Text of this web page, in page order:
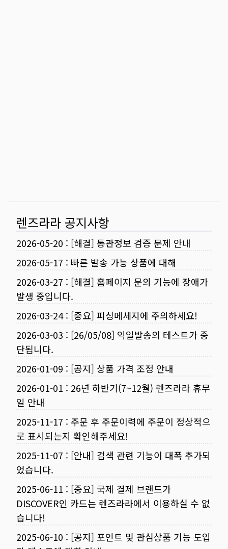
렌즈라라 공지사항
2026-05-20 : [해결] 통관정보 검증 문제 안내
2026-05-17 : 빠른 발송 가능 상품에 대해
2026-03-27 : [해결] 홈페이지 문의 기능에 장애가
발생 중입니다.
2026-03-24: [중요] 피싱메세지에 주의하세요!
2026-03-03 : [26/05/08] 익일발송의 테스트가 중
단됩니다.
2026-01-09 : [공지] 상품 가격 조정 안내
2026-01-01 : 26년 하반기(7~12월) 렌즈라라 휴무
일 안내
2025-11-17 : 주문 후 주문이력에 주문이 정상적으
로 표시되는지 확인해주세요!
2025-11-07 : [안내] 검색 관련 기능이 대폭 추가되
었습니다.
2025-06-11 : [중요] 국제 결제 브랜드가
DISCOVER인 카드는 렌즈라라에서 이용하실 수 없
습니다!
2025-06-10 : [공지] 포인트 및 관심상품 기능 도입